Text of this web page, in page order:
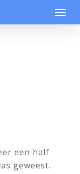
een half
geweest.